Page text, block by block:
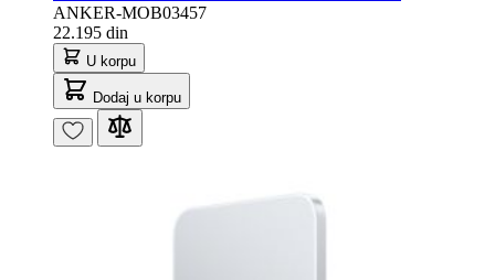
ANKER-MOB03457
22.195 din
U korpu
Dodaj u korpu